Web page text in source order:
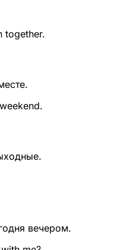
together.
вечером.